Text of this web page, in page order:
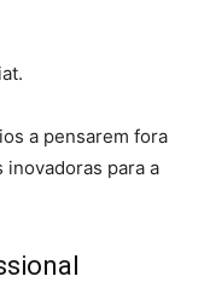
a pensarem fora
para a